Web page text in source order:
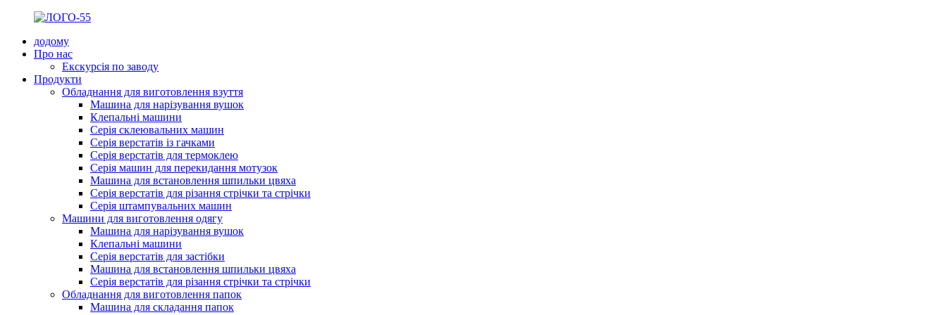
додому
Про нас
Екскурсія по заводу
Продукти
Обладнання для виготовлення взуття
Машина для нарізування вушок
Клепальні машини
Серія склеювальних машин
Серія верстатів із гачками
Серія верстатів для термоклею
Серія машин для перекидання мотузок
Машина для встановлення шпильки цвяха
Серія верстатів для різання стрічки та стрічки
Серія штампувальних машин
Машини для виготовлення одягу
Машина для нарізування вушок
Клепальні машини
Серія верстатів для застібки
Машина для встановлення шпильки цвяха
Серія верстатів для різання стрічки та стрічки
Обладнання для виготовлення папок
Машина для складання папок